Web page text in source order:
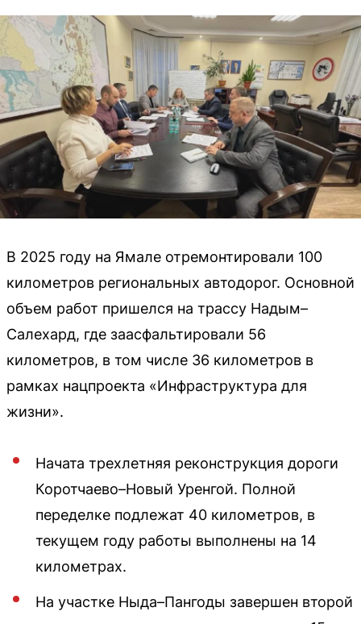
В 2025 году на Ямале отремонтировали 100
километров региональных автодорог. Основной
объем работ пришелся на трассу Надым–
Салехард, где заасфальтировали 56
километров, в том числе 36 километров в
рамках нацпроекта «Инфраструктура для
жизни».
Начата трехлетняя реконструкция дороги
Коротчаево–Новый Уренгой. Полной
переделке подлежат 40 километров, в
текущем году работы выполнены на 14
километрах.
На участке Ныда–Пангоды завершен второй